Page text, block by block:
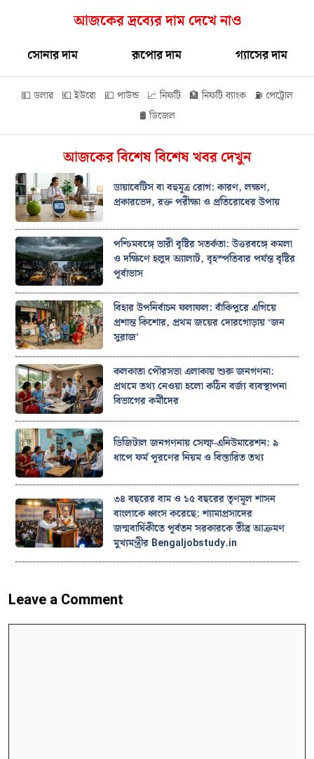
আজকের দ্রব্যের দাম দেখে নাও
সোনার দাম রূপোর দাম গ্যাসের দাম
💵 ডলার 💶 ইউরো 💷 পাউন্ড 📈 নিফটি 🏦 নিফটি ব্যাংক ⛽ পেট্রোল
🛢️ ডিজেল
আজকের বিশেষ বিশেষ খবর দেখুন
ডায়াবেটিস বা বহুমূত্র রোগ: কারণ, লক্ষণ,
প্রকারভেদ, রক্ত পরীক্ষা ও প্রতিরোধের উপায়
পশ্চিমবঙ্গে ভারী বৃষ্টির সতর্কতা: উত্তরবঙ্গে কমলা
ও দক্ষিণে হলুদ অ্যালার্ট, বৃহস্পতিবার পর্যন্ত বৃষ্টির
পূর্বাভাস
বিহার উপনির্বাচন ফলাফল: বাঁকিপুরে এগিয়ে
প্রশান্ত কিশোর, প্রথম জয়ের দোরগোড়ায় ‘জন
সুরাজ’
কলকাতা পৌরসভা এলাকায় শুরু জনগণনা:
প্রথমে তথ্য নেওয়া হলো কঠিন বর্জ্য ব্যবস্থাপনা
বিভাগের কর্মীদের
ডিজিটাল জনগণনায় সেল্ফ-এনিউমারেশন: ৯
ধাপে ফর্ম পূরণের নিয়ম ও বিস্তারিত তথ্য
৩৪ বছরের বাম ও ১৫ বছরের তৃণমূল শাসন
বাংলাকে ধ্বংস করেছে: শ্যামাপ্রসাদের
জন্মবার্ষিকীতে পূর্বতন সরকারকে তীব্র আক্রমণ
মুখ্যমন্ত্রীর Bengaljobstudy.in
Leave a Comment